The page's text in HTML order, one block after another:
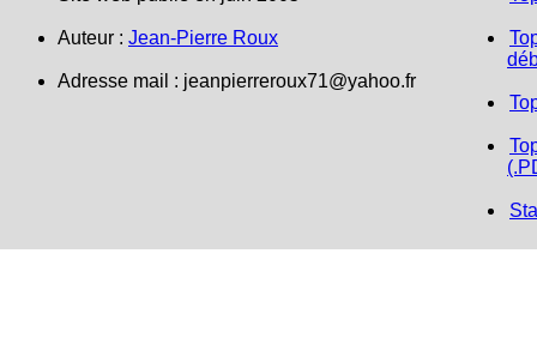
Auteur : Jean-Pierre Roux
Adresse mail : jeanpierreroux71@yahoo.fr